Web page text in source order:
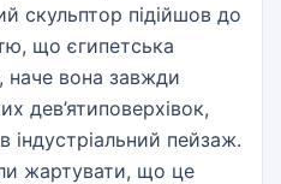
скульптор підійшов до
що єгипетська
наче вона завжди
дев’ятиповерхівок,
індустріальний пейзаж.
жартувати, що це